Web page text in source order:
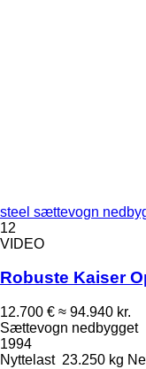
steel sættevogn
12
VIDEO
Robuste Kaiser
12.700 € ≈ 94.940 kr.
Sættevogn nedbygget
1994
Nyttelast 23.250 kg